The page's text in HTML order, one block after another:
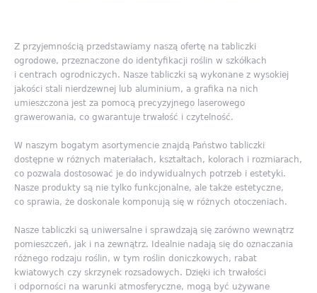
Z przyjemnością przedstawiamy naszą ofertę na tabliczki
ogrodowe, przeznaczone do identyfikacji roślin w szkółkach
i centrach ogrodniczych. Nasze tabliczki są wykonane z wysokiej
jakości stali nierdzewnej lub aluminium, a grafika na nich
umieszczona jest za pomocą precyzyjnego laserowego
grawerowania, co gwarantuje trwałość i czytelność.
W naszym bogatym asortymencie znajdą Państwo tabliczki
dostępne w różnych materiałach, kształtach, kolorach i rozmiarach,
co pozwala dostosować je do indywidualnych potrzeb i estetyki.
Nasze produkty są nie tylko funkcjonalne, ale także estetyczne,
co sprawia, że doskonale komponują się w różnych otoczeniach.
Nasze tabliczki są uniwersalne i sprawdzają się zarówno wewnątrz
pomieszczeń, jak i na zewnątrz. Idealnie nadają się do oznaczania
różnego rodzaju roślin, w tym roślin doniczkowych, rabat
kwiatowych czy skrzynek rozsadowych. Dzięki ich trwałości
i odporności na warunki atmosferyczne, mogą być używane